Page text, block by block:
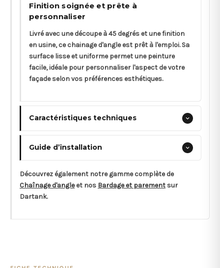
Finition soignée et prête à
personnaliser
Livré avec une découpe à 45 degrés et une finition
en usine, ce chainage d'angle est prêt à l'emploi. Sa
surface lisse et uniforme permet une peinture
facile, idéale pour personnaliser l'aspect de votre
façade selon vos préférences esthétiques.
Caractéristiques techniques
Guide d’installation
Découvrez également notre gamme complète de
Chaînage d'angleet nos Bardage et parement sur
Dartank.